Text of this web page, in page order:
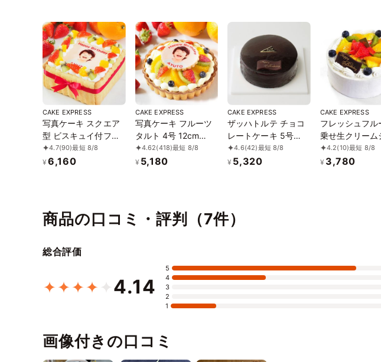
CAKE EXPRESS
写真ケーキ スクエア
型 ビスキュイ付フレ
ッシュフルーツ乗せ
生クリームショート
4.7(90)最短 8/8
¥ 6,160
CAKE EXPRESS
写真ケーキ フルーツ
タルト 4号 12cm
tart-4-p
4.62(418)最短 8/8
¥ 5,180
CAKE EXPRESS
ザッハトルテ チョコ
レートケーキ 5号
15cm sachertorte-5
4.6(42)最短 8/8
¥ 5,320
CAKE EXPRESS
フレッシュフル
乗せ生クリーム
ートケーキ 4号
cream-4
4.2(10)最短 8/8
¥ 3,780
商品の口コミ・評判（7件）
総合評価
4.14
5
4
3
2
1
画像付きの口コミ